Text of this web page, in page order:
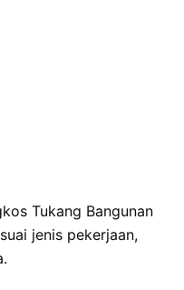
Tukang Bangunan
jenis pekerjaan,